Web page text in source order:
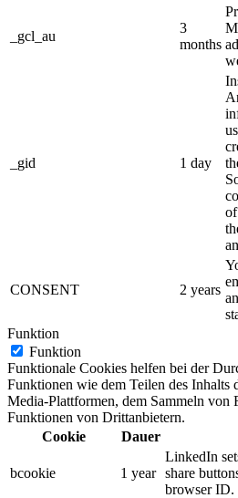
_gcl_au
3
months
_gid 1 day
CONSENT 2 years
Funktion
Funktion
Funktionale Cookies helfen bei der
Funktionen wie dem Teilen des Inhalts
Media-Plattformen, dem Sammeln von
Funktionen von Drittanbietern.
Cookie
Dauer
bcookie 1 year
LinkedIn
share
browser ID.